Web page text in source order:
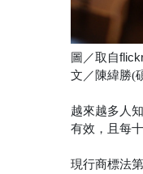
圖／取自
文／ 陳緯勝(
越來越多人
有效，且每
現行商標法